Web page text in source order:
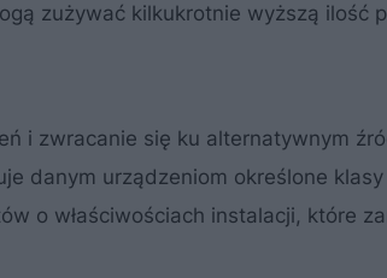
zużywać kilkukrotnie wyższą ilość
i zwracanie się ku alternatywnym
danym urządzeniom określone
o właściwościach instalacji, które